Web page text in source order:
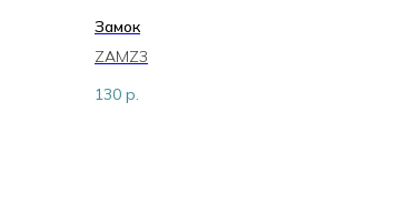
Замок
ZAMZ3
130 р.